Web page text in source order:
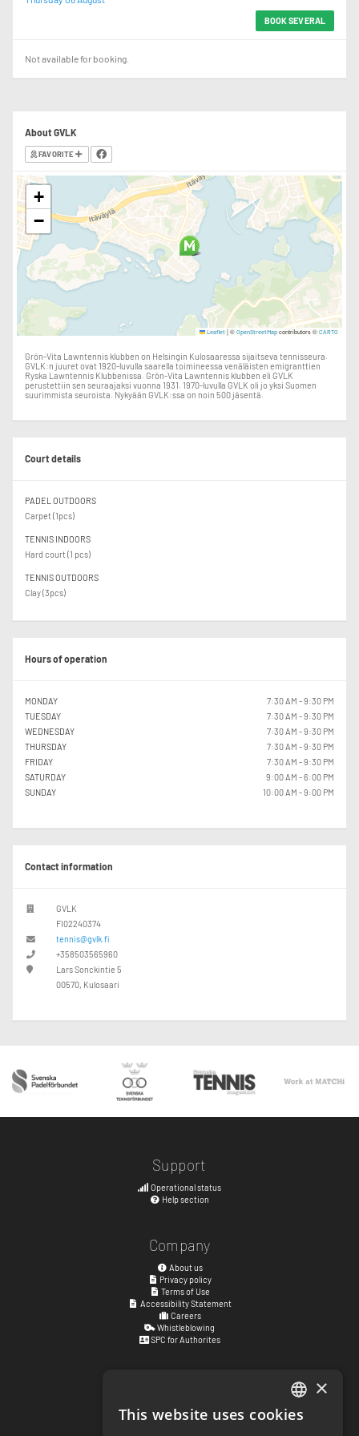
BOOK SEVERAL
Not available for booking.
About GVLK
FAVORITE
+
−
Leaflet |© OpenStreetMap contributors © CARTO
Grön-Vita Lawntennis klubben on Helsingin Kulosaaressa sijaitseva tennisseura.
GVLK:n juuret ovat 1920-luvulla saarella toimineessa venäläisten emigranttien
Ryska Lawntennis Klubbenissa. Grön-Vita Lawntennis klubben eli GVLK
perustettiin sen seuraajaksi vuonna 1931. 1970-luvulla GVLK oli jo yksi Suomen
suurimmista seuroista. Nykyään GVLK:ssa on noin 500 jäsentä.
Court details
PADEL OUTDOORS
Carpet (1pcs)
TENNIS INDOORS
Hard court (1 pcs)
TENNIS OUTDOORS
Clay (3pcs)
Hours of operation
MONDAY
7:30 AM - 9:30 PM
TUESDAY
7:30 AM - 9:30 PM
WEDNESDAY
7:30 AM - 9:30 PM
THURSDAY
7:30 AM - 9:30 PM
FRIDAY
7:30 AM - 9:30 PM
SATURDAY
9:00 AM - 6:00 PM
SUNDAY
10:00 AM - 9:00 PM
Contact information
GVLK
FI02240374
tennis@gvlk.fi
+358503565960
Lars Sonckintie 5
00570, Kulosaari
Support
Operational status
Help section
Company
About us
Privacy policy
Terms of Use
Accessibility Statement
Careers
Whistleblowing
SPC for Authorites
Kyrkogatan 17
411 15Göteborg,Sweden ENGLISH
×
This website uses cookies